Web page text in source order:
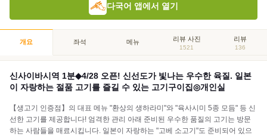
다국어 앱에서 열기
개요 좌석 메뉴 리뷰 사진
1521
리뷰
136
신사이바시역 1분◆4/28 오픈! 신선도가 빛나는 우수한 육질. 일본
이 자랑하는 절품 고기를 즐길 수 있는 고기구이집◎개인실
【생고기 인증점】의 대표 메뉴 "환상의 생하라미"와 "육사시미 5종 모듬" 등 신
선한 고기를 제공합니다! 엄격한 관리 아래 준비된 우수한 품질의 고기는 방문
하는 사람들을 매료시킵니다. 일본이 자랑하는 "고베 소고기"도 준비되어 있으